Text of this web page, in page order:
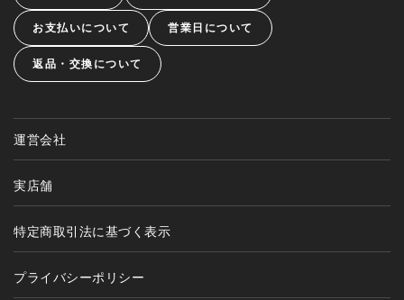
お支払いについて 営業日について
返品・交換について
運営会社
実店舗
特定商取引法に基づく表示
プライバシーポリシー